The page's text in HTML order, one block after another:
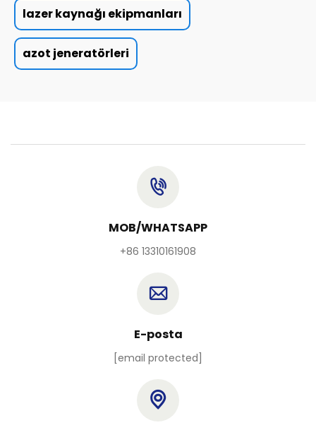
lazer kaynağı ekipmanları
azot jeneratörleri
MOB/WHATSAPP
+86 13310161908
E-posta
[email protected]